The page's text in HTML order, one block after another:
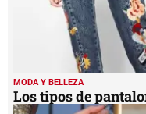
MODA Y BELLEZA
Los tipos de